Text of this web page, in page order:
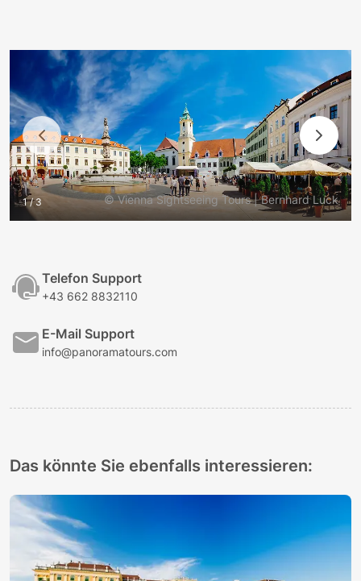
© Vienna Sightseeing Tours | Bernhard Luck
1 / 3
Telefon Support
+43 662 8832110
E-Mail Support
info@panoramatours.com
Das könnte Sie ebenfalls interessieren: